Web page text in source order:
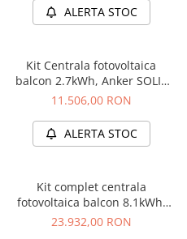
Componente Fotovoltaice
Incarcatoare solare
Incarcatoare solare PWM
Interfete si cabluri
Cabluri panouri fotovoltaice
Cabluri pentru echipamente
Protectii si izolatoare de baterii
Accesorii
Monitorizare si control
ALERTA STOC
Kit Centrala fotovoltaica
balcon 2.7kWh, Anker SOLIX
Solarbank 3 E2700 Pro +
prindere
11.506,00 RON
ALERTA STOC
Kit complet centrala
fotovoltaica balcon 8.1kWh,
Anker SOLIX Solarbank 3
23.932,00 RON